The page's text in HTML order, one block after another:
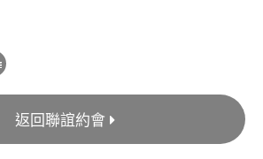
返回聯誼約會